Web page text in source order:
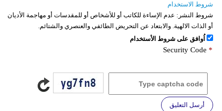
شروط الاستخدام
شروط النشر: عدم الإساءة للكاتب أو للأشخاص أو للمقدسات أو مهاجمة الأديان
أو الذات الالهية. والابتعاد عن التحريض الطائفي والعنصري والشتائم.
اُوافق على شروط الأستخدام
Security Code *
أرسل التعليق